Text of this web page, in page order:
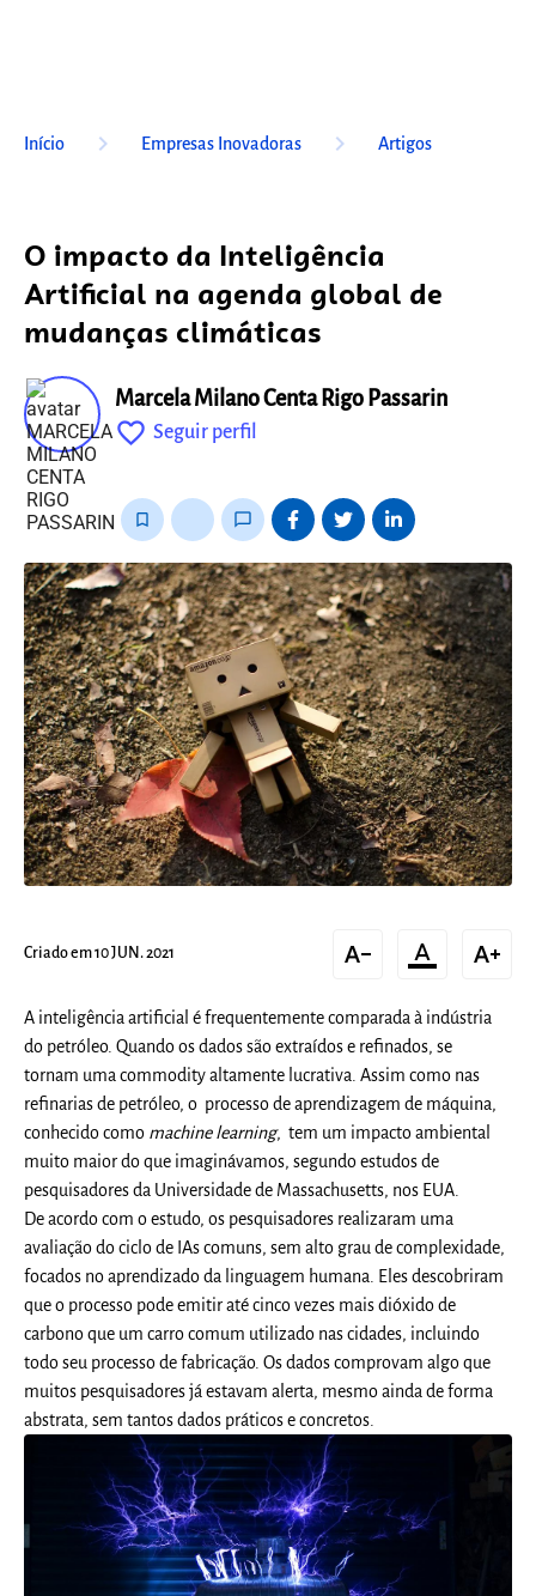
Início keyboard_arrow_right Empresas Inovadoras keyboard_arrow_right Artigos
O impacto da Inteligência
Artificial na agenda global de
mudanças climáticas
Marcela Milano Centa Rigo Passarin
favorite_outline Seguir perfil
fixo
bookmark_border chat_bubble_outline
Criado em 10 JUN. 2021 text_decrease format_color_text text_increase
A inteligência artificial é frequentemente comparada à indústria
do petróleo. Quando os dados são extraídos e refinados, se
tornam uma commodity altamente lucrativa. Assim como nas
refinarias de petróleo, o processo de aprendizagem de máquina,
conhecido como machine learning, tem um impacto ambiental
muito maior do que imaginávamos, segundo estudos de
pesquisadores da Universidade de Massachusetts, nos EUA.
De acordo com o estudo, os pesquisadores realizaram uma
avaliação do ciclo de IAs comuns, sem alto grau de complexidade,
focados no aprendizado da linguagem humana. Eles descobriram
que o processo pode emitir até cinco vezes mais dióxido de
carbono que um carro comum utilizado nas cidades, incluindo
todo seu processo de fabricação. Os dados comprovam algo que
muitos pesquisadores já estavam alerta, mesmo ainda de forma
abstrata, sem tantos dados práticos e concretos.